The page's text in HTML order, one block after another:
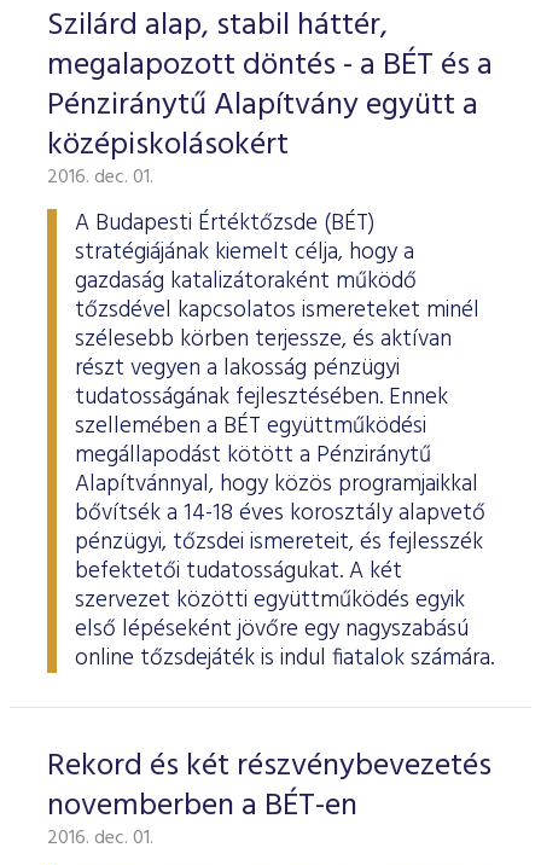
Szilárd alap, stabil háttér,
megalapozott döntés - a BÉT és a
Pénziránytű Alapítvány együtt a
középiskolásokért
2016. dec. 01.
A Budapesti Értéktőzsde (BÉT)
stratégiájának kiemelt célja, hogy a
gazdaság katalizátoraként működő
tőzsdével kapcsolatos ismereteket minél
szélesebb körben terjessze, és aktívan
részt vegyen a lakosság pénzügyi
tudatosságának fejlesztésében. Ennek
szellemében a BÉT együttműködési
megállapodást kötött a Pénziránytű
Alapítvánnyal, hogy közös programjaikkal
bővítsék a 14-18 éves korosztály alapvető
pénzügyi, tőzsdei ismereteit, és fejlesszék
befektetői tudatosságukat. A két
szervezet közötti együttműködés egyik
első lépéseként jövőre egy nagyszabású
online tőzsdejáték is indul fiatalok számára.
Rekord és két részvénybevezetés
novemberben a BÉT-en
2016. dec. 01.